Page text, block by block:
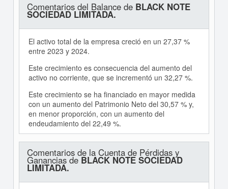
Comentarios del Balance de BLACK NOTE
SOCIEDAD LIMITADA.
El activo total de la empresa creció en un 27,37 %
entre 2023 y 2024.
Este crecimiento es consecuencia del aumento del
activo no corriente, que se incrementó un 32,27 %.
Este crecimiento se ha financiado en mayor medida
con un aumento del Patrimonio Neto del 30,57 % y,
en menor proporción, con un aumento del
endeudamiento del 22,49 %.
Comentarios de la Cuenta de Pérdidas y
Ganancias deBLACK NOTE SOCIEDAD
LIMITADA.